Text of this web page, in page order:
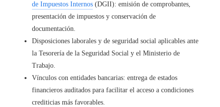
de Impuestos Internos (DGII): emisión de comprobantes,
presentación de impuestos y conservación de
documentación.
Disposiciones laborales y de seguridad social aplicables ante
la Tesorería de la Seguridad Social y el Ministerio de
Trabajo.
Vínculos con entidades bancarias: entrega de estados
financieros auditados para facilitar el acceso a condiciones
crediticias más favorables.